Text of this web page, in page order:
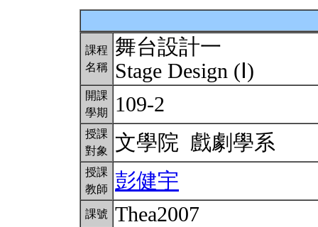
課程
名稱
舞台設計一
Stage Design (Ⅰ)
開課
學期
109-2
授課
對象
文學院 戲劇學系
授課
教師
彭健宇
課號 Thea2007